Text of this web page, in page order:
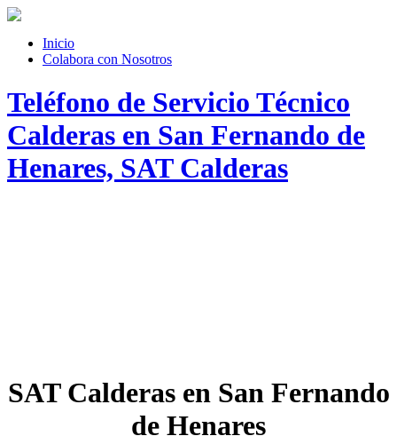
Inicio
Colabora con Nosotros
Teléfono de Servicio Técnico
Calderas en San Fernando de
Henares, SAT Calderas
SAT Calderas en San Fernando
de Henares